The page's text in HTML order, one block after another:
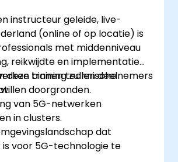
instructeur geleide, live-
(online of op locatie) is
met middenniveau
reikwijdte en implementatie
binnen technische
doorgronden.
deze training zullen deelnemers
van 5G-netwerken
in clusters.
dat
is voor 5G-technologie te